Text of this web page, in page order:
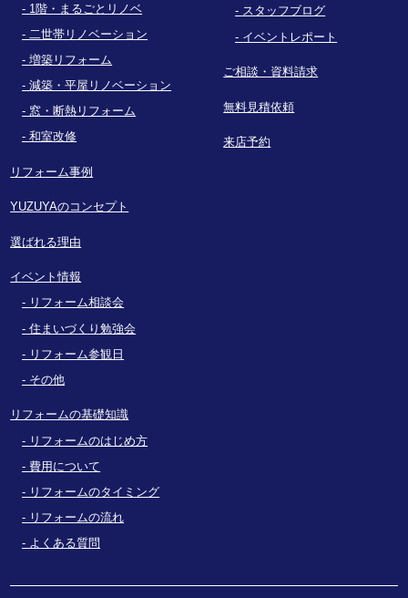
1階・まるごとリノベ
二世帯リノベーション
増築リフォーム
減築・平屋リノベーション
窓・断熱リフォーム
和室改修
リフォーム事例
YUZUYAのコンセプト
選ばれる理由
イベント情報
リフォーム相談会
住まいづくり勉強会
リフォーム参観日
その他
リフォームの基礎知識
リフォームのはじめ方
費用について
リフォームのタイミング
リフォームの流れ
よくある質問
スタッフブログ
イベントレポート
ご相談・資料請求
無料見積依頼
来店予約